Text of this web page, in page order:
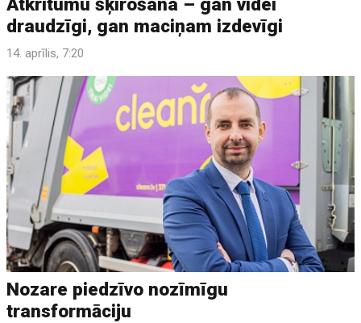
draudzīgi, gan maciņam izdevīgi
14. aprīlis, 7:20
Nozare piedzīvo nozīmīgu
transformāciju